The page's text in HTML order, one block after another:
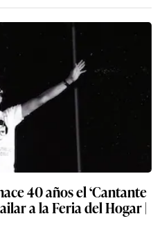
40 años el ‘Cantante
a la Feria del Hogar |